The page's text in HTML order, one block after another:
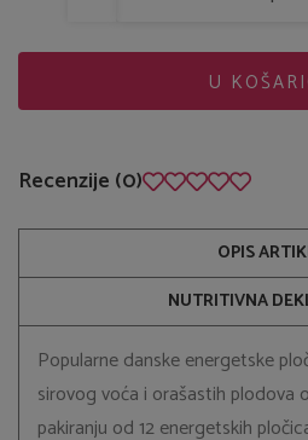
U
Recenzije (0)
OPIS
NUTRITIVNA
Popularne danske energetske
sirovog voća i orašastih plodova
pakiranju od 12 energetskih